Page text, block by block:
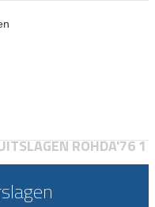
ROHDA'76 1